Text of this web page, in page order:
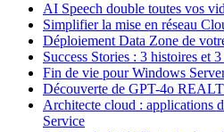
AI Speech double toutes vos
Simplifier la mise en réseau
Déploiement Data Zone de
Success Stories : 3 histoires et
Fin de vie pour Windows
Découverte de GPT-4o
Architecte cloud : applications
Service